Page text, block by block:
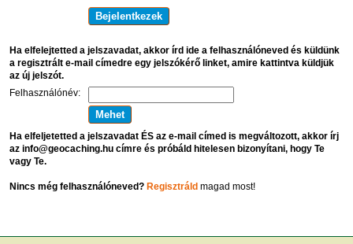
Ha elfelejtetted a jelszavadat, akkor írd ide a felhasználóneved és küldünk
a regisztrált e-mail címedre egy jelszókérő linket, amire kattintva küldjük
az új jelszót.
Felhasználónév:
Ha elfeljetetted a jelszavadat ÉS az e-mail címed is megváltozott, akkor írj
az info@geocaching.hu címre és próbáld hitelesen bizonyítani, hogy Te
vagy Te.
Nincs még felhasználóneved? Regisztráldmagad most!